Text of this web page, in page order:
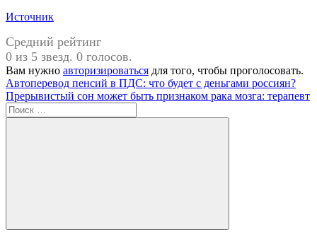
Источник
Средний рейтинг
0 из 5 звезд. 0 голосов.
Вам нужно авторизироваться для того, чтобы проголосовать.
запустилиПолитика
приватности
Навигация
по
записям
Предыдущая
запись:
Автоперевод пенсий в ПДС: что будет с деньгами россиян?
Следующая
запись:
Прерывистый сон может быть признаком рака мозга: терапевт
Поиск
для:
Поиск